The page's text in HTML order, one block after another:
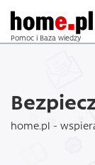
Pomoc i Baza wiedzy
home.pl -